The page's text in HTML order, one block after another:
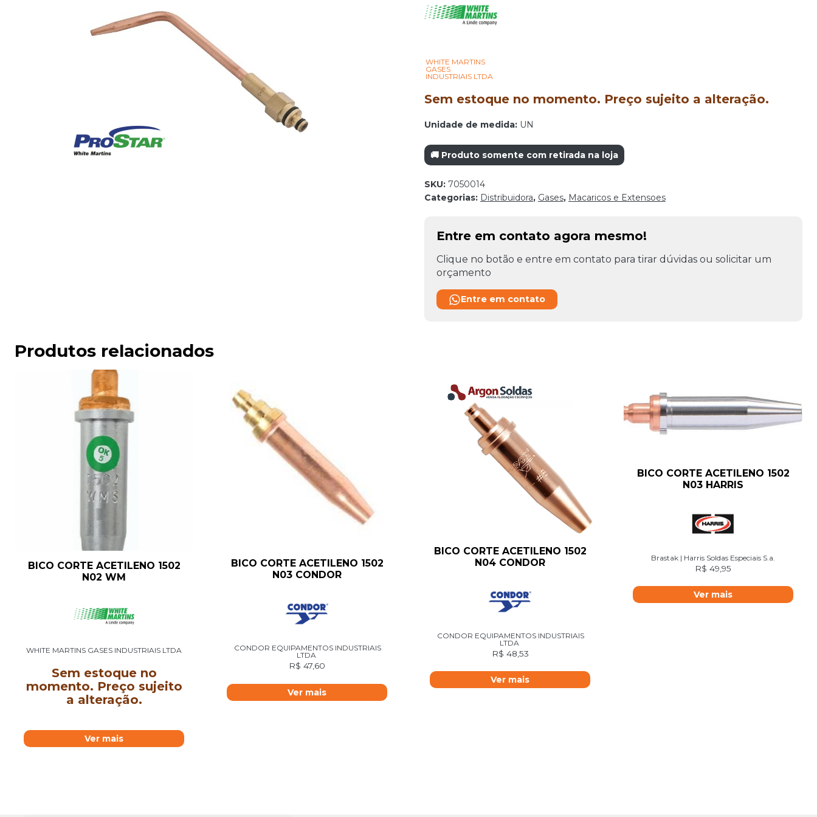
WHITE MARTINS
GASES
INDUSTRIAIS LTDA
Sem estoque no momento. Preço sujeito a alteração.
Unidade de medida:UN
🚚 Produto somente com retirada na loja
SKU: 7050014
Categorias: Distribuidora, Gases, Macaricos e Extensoes
Entre em contato agora mesmo!
Clique no botão e entre em contato para tirar dúvidas ou solicitar um
orçamento
Entre em contato
Produtos relacionados
BICO CORTE ACETILENO 1502
N02 WM
WHITE MARTINS GASES INDUSTRIAIS LTDA
Sem estoque no
momento. Preço sujeito
a alteração.
Ver mais
BICO CORTE ACETILENO 1502
N03 CONDOR
CONDOR EQUIPAMENTOS INDUSTRIAIS
LTDA
R$ 47,60
Ver mais
BICO CORTE ACETILENO 1502
N04 CONDOR
CONDOR EQUIPAMENTOS INDUSTRIAIS
LTDA
R$ 48,53
Ver mais
BICO CORTE ACETILENO 1502
N03 HARRIS
Brastak | Harris Soldas Especiais S.a.
R$ 49,95
Ver mais